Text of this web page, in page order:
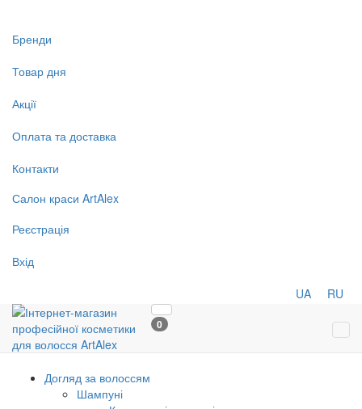
Бренди
Товар дня
Акції
Оплата та доставка
Контакти
Салон краси ArtAlex
Реєстрація
Вхід
UA RU
0
Догляд за волоссям
Шампуні